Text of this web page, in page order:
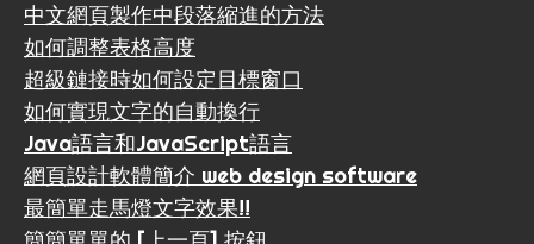
中文網頁製作中段落縮進的方法
如何調整表格高度
超級鏈接時如何設定目標窗口
如何實現文字的自動換行
Java語言和JavaScript語言
網頁設計軟體簡介 web design software
最簡單走馬燈文字效果!!